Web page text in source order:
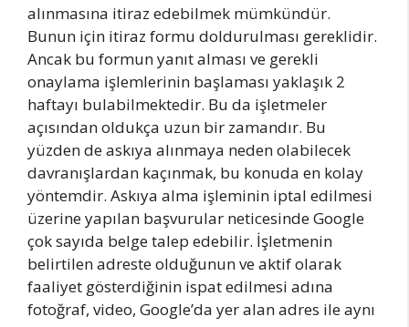
alınmasına itiraz edebilmek mümkündür.
Bunun için itiraz formu doldurulması gereklidir.
Ancak bu formun yanıt alması ve gerekli
onaylama işlemlerinin başlaması yaklaşık 2
haftayı bulabilmektedir. Bu da işletmeler
açısından oldukça uzun bir zamandır. Bu
yüzden de askıya alınmaya neden olabilecek
davranışlardan kaçınmak, bu konuda en kolay
yöntemdir. Askıya alma işleminin iptal edilmesi
üzerine yapılan başvurular neticesinde Google
çok sayıda belge talep edebilir. İşletmenin
belirtilen adreste olduğunun ve aktif olarak
faaliyet gösterdiğinin ispat edilmesi adına
fotoğraf, video, Google’da yer alan adres ile aynı